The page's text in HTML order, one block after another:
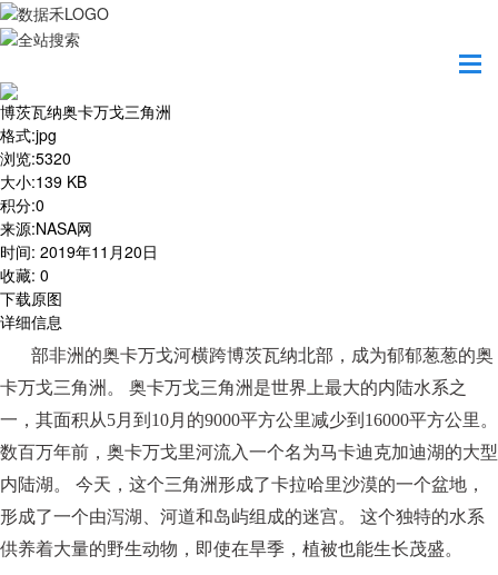
博茨瓦纳奥卡万戈三角洲
格式:jpg
浏览:5320
大小:139 KB
积分:0
来源:NASA网
时间: 2019年11月20日
收藏: 0
下载原图
详细信息
部非洲的奥卡万戈河横跨博茨瓦纳北部，成为郁郁葱葱的奥
卡万戈三角洲。
奥卡万戈三角洲是世界上最大的内陆水系之
一，其面积从5月到10月的9000平方公里减少到16000平方公里。
数百万年前，奥卡万戈里河流入一个名为马卡迪克加迪湖的大型
内陆湖。 今天，这个三角洲形成了卡拉哈里沙漠的一个盆地，
形成了一个由泻湖、河道和岛屿组成的迷宫。 这个独特的水系
供养着大量的野生动物，即使在旱季，植被也能生长茂盛。